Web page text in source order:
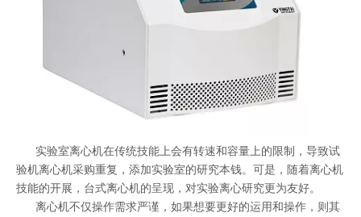
实验室离心机在传统技能上会有转速和容量上的限制，导致试
验机离心机采购重复，添加实验室的研究本钱。可是，随着离心机
技能的开展，台式离心机的呈现，对实验离心研究更为友好。
离心机不仅操作需求严谨，如果想要更好的运用和操作，则其